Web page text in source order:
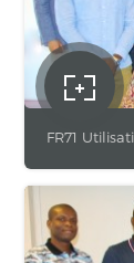
FR71